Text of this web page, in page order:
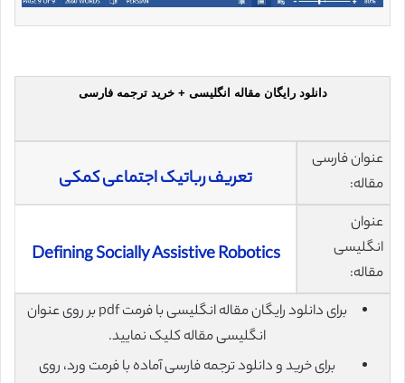
دانلود رایگان مقاله انگلیسی + خرید ترجمه فارسی
عنوان فارسی
مقاله:
تعریف رباتیک اجتماعی کمکی
عنوان
انگلیسی
مقاله:
Defining Socially Assistive Robotics
برای دانلود رایگان مقاله انگلیسی با فرمت pdf بر روی عنوان
انگلیسی مقاله کلیک نمایید.
برای خرید و دانلود ترجمه فارسی آماده با فرمت ورد، روی